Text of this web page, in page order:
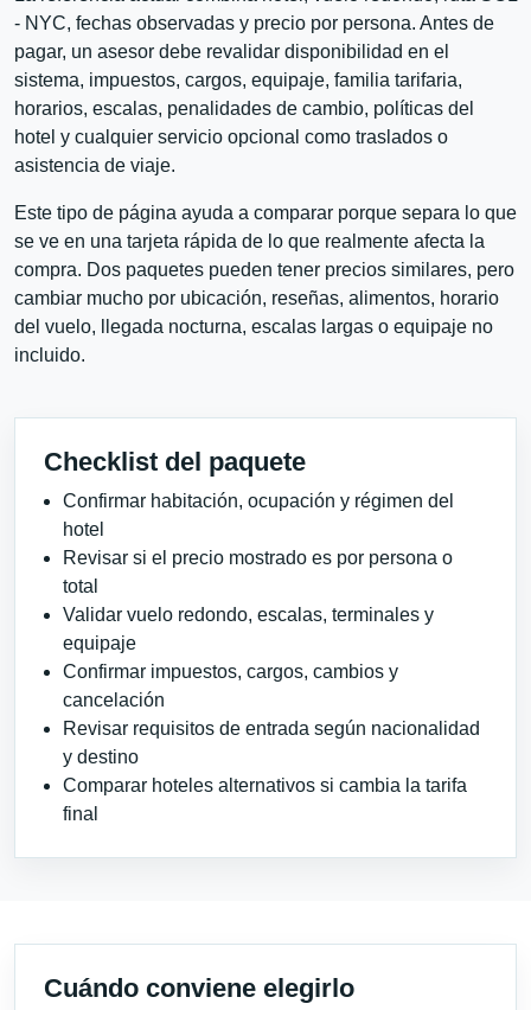
- NYC, fechas observadas y precio por persona. Antes de
pagar, un asesor debe revalidar disponibilidad en el
sistema, impuestos, cargos, equipaje, familia tarifaria,
horarios, escalas, penalidades de cambio, políticas del
hotel y cualquier servicio opcional como traslados o
asistencia de viaje.
Este tipo de página ayuda a comparar porque separa lo que
se ve en una tarjeta rápida de lo que realmente afecta la
compra. Dos paquetes pueden tener precios similares, pero
cambiar mucho por ubicación, reseñas, alimentos, horario
del vuelo, llegada nocturna, escalas largas o equipaje no
incluido.
Checklist del paquete
Confirmar habitación, ocupación y régimen del
hotel
Revisar si el precio mostrado es por persona o
total
Validar vuelo redondo, escalas, terminales y
equipaje
Confirmar impuestos, cargos, cambios y
cancelación
Revisar requisitos de entrada según nacionalidad
y destino
Comparar hoteles alternativos si cambia la tarifa
final
Cuándo conviene elegirlo